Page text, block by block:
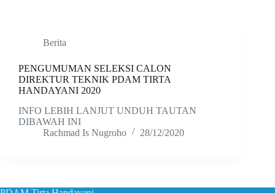
Berita
PENGUMUMAN SELEKSI CALON
DIREKTUR TEKNIK PDAM TIRTA
HANDAYANI 2020
INFO LEBIH LANJUT UNDUH TAUTAN
DIBAWAH INI
Rachmad Is Nugroho
28/12/2020